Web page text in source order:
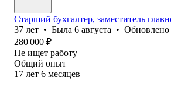
Старший бухгалтер, заместитель
37 лет • Была 6 августа • Обновлено
280 000 ₽
Не ищет работу
Общий опыт
17 лет 6 месяцев